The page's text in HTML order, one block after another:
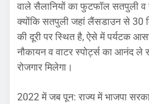
वाले सैलानियों का फुटफॉल सतपुली व
क्योंकि सतपुली जहां लैंसडाउन से 30
की दूरी पर स्थित है, ऐसे में पर्यटक
नौकायन व वाटर स्पोर्ट्स का आनंद
रोजगार मिलेगा।
2022 में जब पून: राज्य में भाजपा